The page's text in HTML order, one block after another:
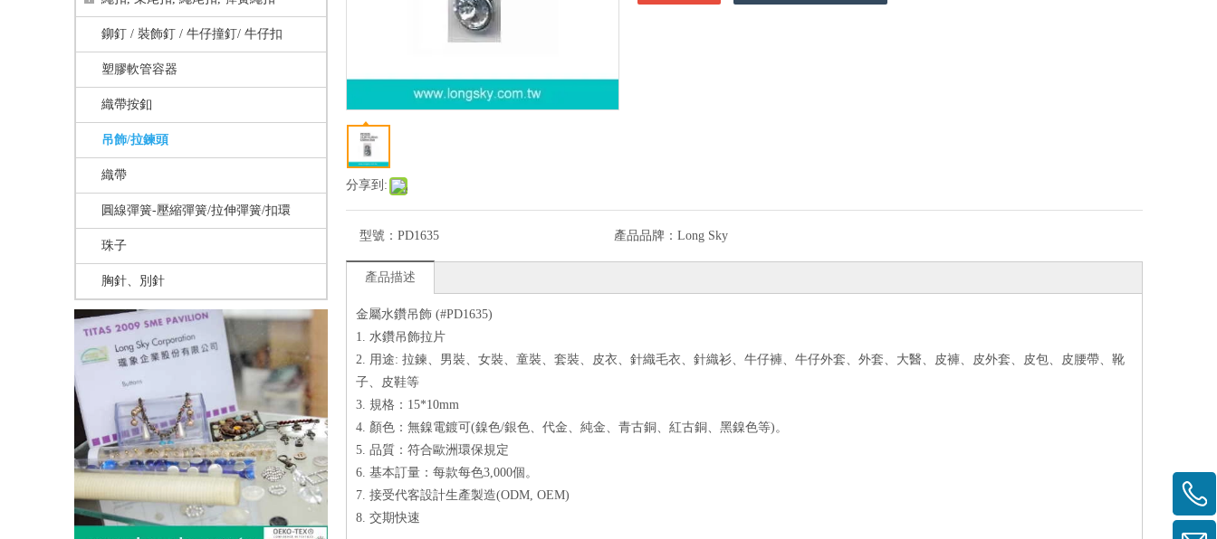
鉚釘 / 裝飾釘 / 牛仔撞釘/ 牛仔扣
塑膠軟管容器
織帶按釦
吊飾/拉鍊頭
織帶
圓線彈簧-壓縮彈簧/拉伸彈簧/扣環
珠子
胸針、別針
分享到:
型號： PD1635 產品品牌： Long Sky
產品描述
金屬水鑽吊飾 (#PD1635)
1. 水鑽吊飾拉片
2. 用途: 拉鍊、男裝、女裝、童裝、套裝、皮衣、針織毛衣、針織衫、牛仔褲、牛仔外套、外套、大醫、皮褲、皮外套、皮包、皮腰帶、靴
子、皮鞋等
3. 規格：15*10mm
4. 顏色：無鎳電鍍可(鎳色/銀色、代金、純金、青古銅、紅古銅、黑鎳色等)。
5. 品質：符合歐洲環保規定
6. 基本訂量：每款每色3,000個。
7. 接受代客設計生產製造(ODM, OEM)
8. 交期快速